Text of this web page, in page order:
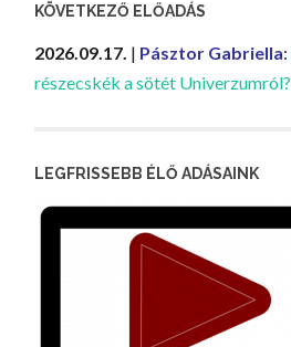
KÖVETKEZŐ ELŐADÁS
2026.09.17. | Pásztor Gabriella:
részecskék a sötét Univerzumról?
LEGFRISSEBB ÉLŐ ADÁSAINK